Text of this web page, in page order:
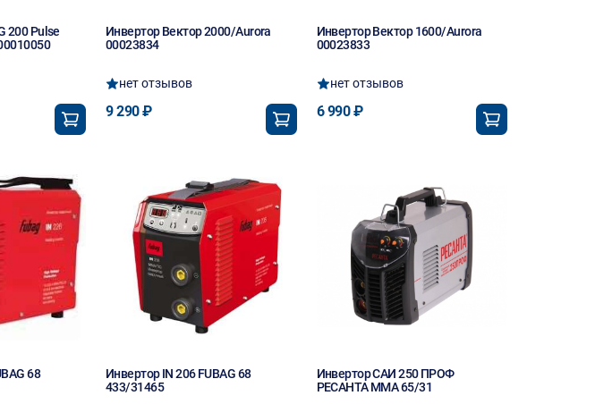
200 Pulse
Инвертор Вектор 2000/Aurora
00023834
нет отзывов
9 290 ₽
Инвертор Вектор 1600/Aurora
00023833
нет отзывов
6 990 ₽
68
Инвертор IN 206 FUBAG 68
433/31465
Инвертор САИ 250 ПРОФ
РЕСАНТА MMA 65/31